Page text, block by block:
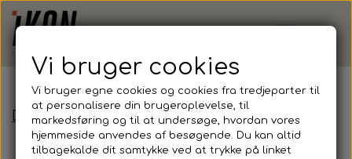
Demoshop - Erhverv Derby of Sweden, Water
Vi bruger cookies
Vi bruger egne cookies og cookies fra tredjeparter til
at personalisere din brugeroplevelse, til
markedsføring og til at undersøge, hvordan vores
hjemmeside anvendes af besøgende. Du kan altid
tilbagekalde dit samtykke ved at trykke på linket